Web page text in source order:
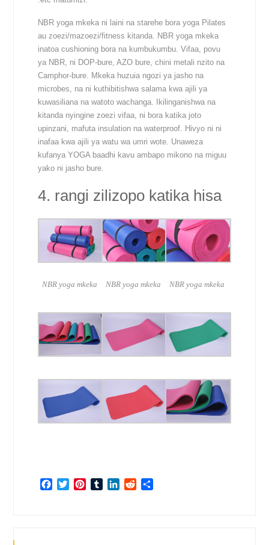
NBR yoga mkeka ni laini na starehe bora yoga Pilates
au zoezi/mazoezi/fitness kitanda. NBR yoga mkeka
inatoa cushioning bora na kumbukumbu. Vifaa, povu
ya NBR, ni DOP-bure, AZO bure, chini metali nzito na
Camphor-bure. Mkeka huzuia ngozi ya jasho na
microbes, na ni kuthibitishwa salama kwa ajili ya
kuwasiliana na watoto wachanga. Ikilinganishwa na
kitanda nyingine zoezi vifaa, ni bora katika joto
upinzani, mafuta insulation na waterproof. Hivyo ni ni
inafaa kwa ajili ya watu wa umri wote. Unaweza
kufanya YOGA baadhi kavu ambapo mikono na miguu
yako ni jasho bure.
4. rangi zilizopo katika hisa
NBR yoga mkeka NBR yoga mkeka NBR yoga mkeka
Facebook
TwitterPinterestTumblrLinkedInReddit